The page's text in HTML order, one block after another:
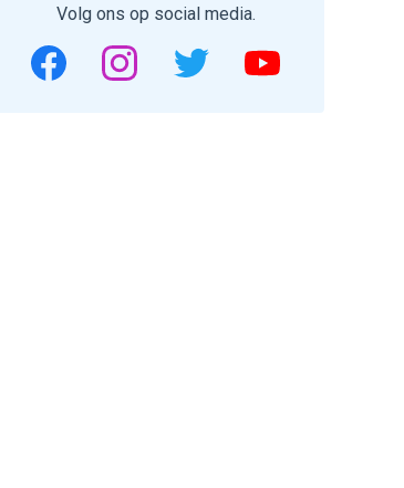
Volg ons op social media.